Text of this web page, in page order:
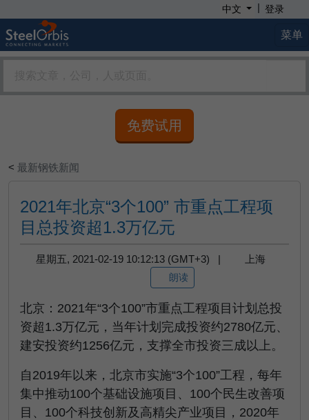
中文 | 登录
菜单
免费试用
< 最新钢铁新闻
2021年北京“3个100” 市重点工程项
目总投资超1.3万亿元
星期五, 2021-02-19 10:12:13 (GMT+3) | 上海
朗读
北京：2021年“3个100”市重点工程项目计划总投
资超1.3万亿元，当年计划完成投资约2780亿元、
建安投资约1256亿元，支撑全市投资三成以上。
自2019年以来，北京市实施“3个100”工程，每年
集中推动100个基础设施项目、100个民生改善项
目、100个科技创新及高精尖产业项目，2020年